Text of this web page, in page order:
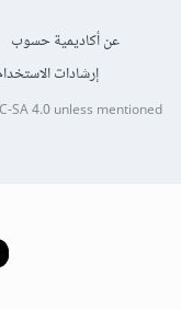
عن أكاديمية حسوب
إرشادات الاستخدام
SA 4.0unless mentioned